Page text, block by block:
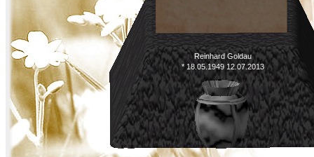
Reinhard Goldau
* 18.05.1949 12.07.2013